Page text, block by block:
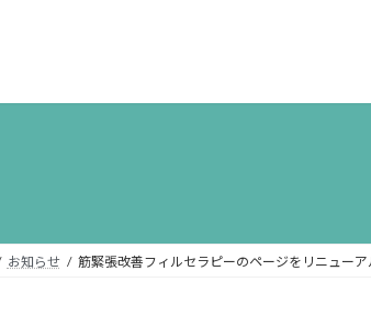
お知らせ 筋緊張改善フィルセラピーのページをリニューア